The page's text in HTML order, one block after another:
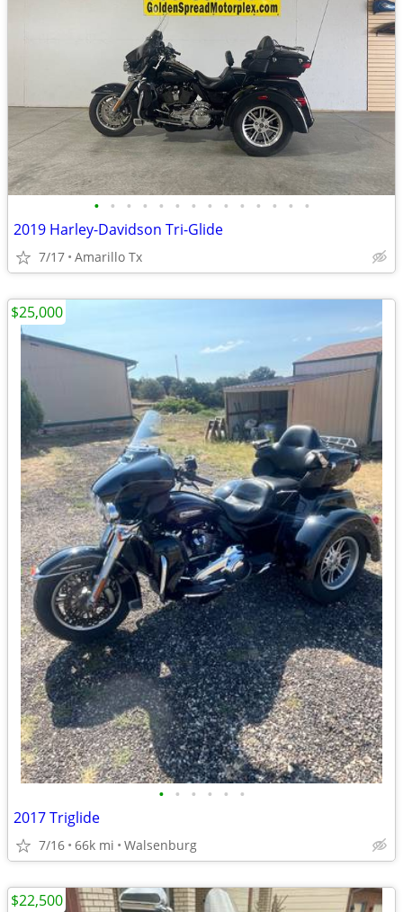
• • • • • • • • • • • • • •
2019 Harley-Davidson Tri-Glide
7/17 Amarillo Tx
• • • • • •
2017 Triglide
7/16 66k mi Walsenburg
$25,000
$22,500